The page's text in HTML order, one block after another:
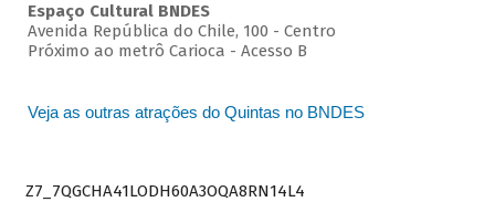
Espaço Cultural BNDES
Avenida República do Chile, 100 - Centro
Próximo ao metrô Carioca - Acesso B
Veja as outras atrações do Quintas no BNDES
Z7_7QGCHA41LODH60A3OQA8RN14L4